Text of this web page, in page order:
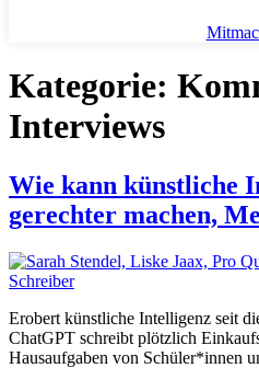
Kategorie:
Interviews
Wie kann künstliche
gerechter machen,
Erobert künstliche Intelligenz seit
ChatGPT schreibt plötzlich
Hausaufgaben von Schüler*innen